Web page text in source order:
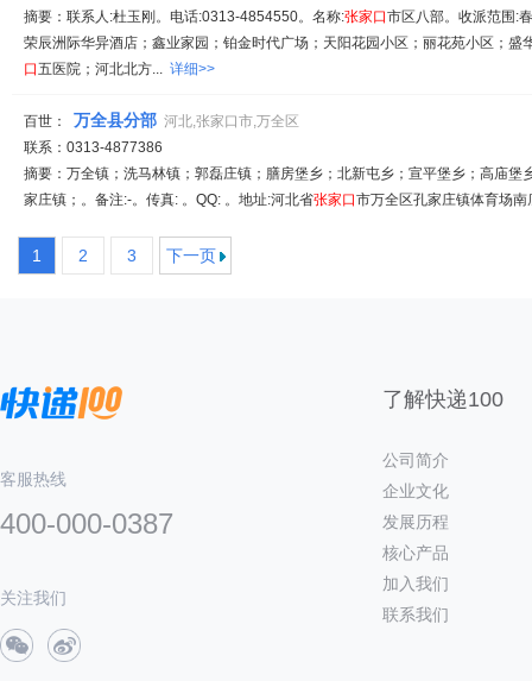
摘要：联系人:杜玉刚。电话:0313-4854550。名称:张家口市区八部。收派范围:
荣辰洲际华异酒店；鑫业家园；铂金时代广场；天阳花园小区；丽花苑小区；盛
口五医院；河北北方... 详细>>
百世： 万全县分部 河北,张家口市,万全区
联系：0313-4877386
摘要：万全镇；洗马林镇；郭磊庄镇；膳房堡乡；北新屯乡；宣平堡乡；高庙堡
家庄镇；。备注:-。传真: 。QQ: 。地址:河北省张家口市万全区孔家庄镇体育场
1 2 3 下一页
客服热线
400-000-0387
关注我们
了解快递100
公司简介
企业文化
发展历程
核心产品
加入我们
联系我们